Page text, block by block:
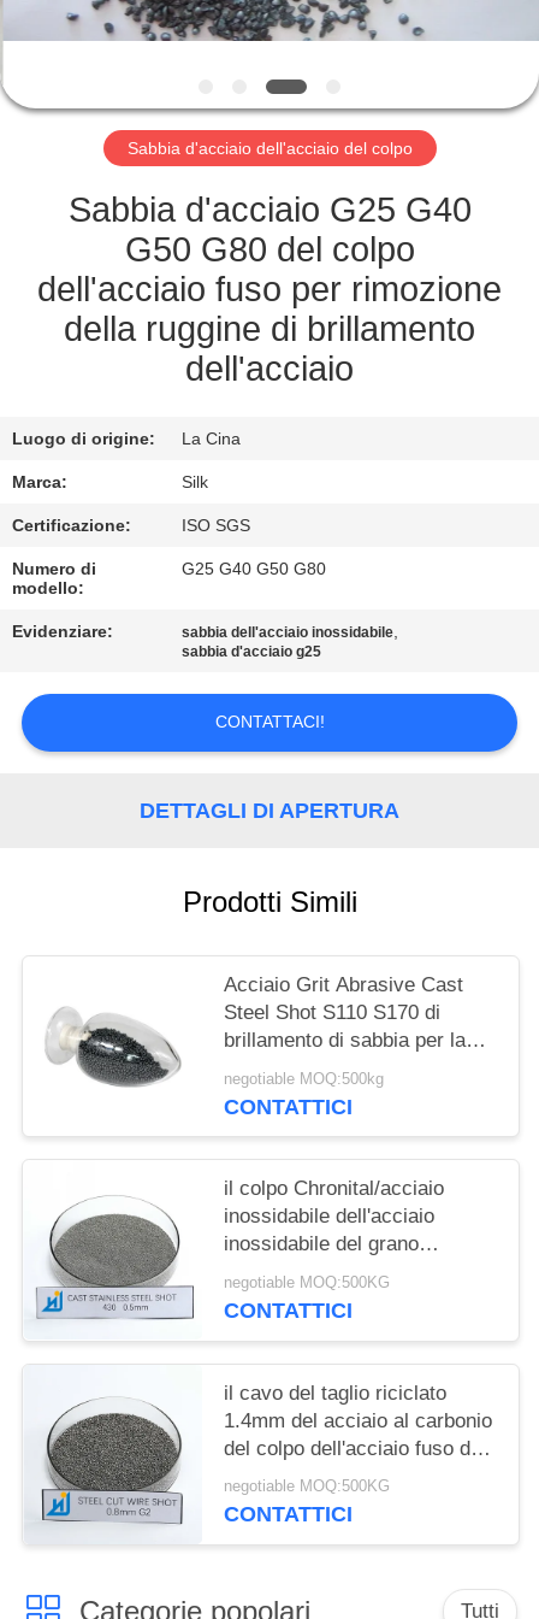
CONTROLLO
DI
QUALITÀ
CONTATTICI
NOTIZIE
CASI
UNA
CITAZIONE
DEL
SITO
PRIVACY
POLICY
Sabbia d'acciaio dell'acciaio del colpo
Sabbia d'acciaio G25 G40
G50 G80 del colpo
dell'acciaio fuso per rimozione
della ruggine di brillamento
dell'acciaio
Luogo di origine: La Cina
Marca: Silk
Certificazione: ISO SGS
Numero di
modello:
G25 G40 G50 G80
Evidenziare: sabbia dell'acciaio inossidabile,
sabbia d'acciaio g25
CONTATTACI!
DETTAGLI DI APERTURA
Prodotti Simili
Acciaio Grit Abrasive Cast
Steel Shot S110 S170 di
brillamento di sabbia per la
macchina di granigliatura
negotiable MOQ:500kg
CONTATTICI
il colpo Chronital/acciaio
inossidabile dell'acciaio
inossidabile del grano
dell'abrasivo di 0.1-1.0mm ha
tagliato il colpo del cavo
negotiable MOQ:500KG
CONTATTICI
il cavo del taglio riciclato
1.4mm del acciaio al carbonio
del colpo dell'acciaio fuso del
cavo del taglio ha sparato
2.0mm
negotiable MOQ:500KG
CONTATTICI
Categorie popolari Tutti